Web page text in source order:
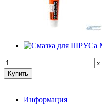
x
Информация